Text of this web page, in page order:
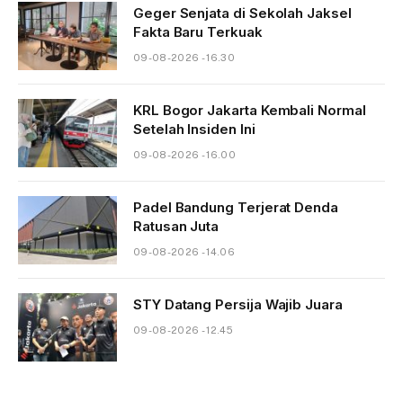
Geger Senjata di Sekolah Jaksel
Fakta Baru Terkuak
09-08-2026 - 16.30
KRL Bogor Jakarta Kembali Normal
Setelah Insiden Ini
09-08-2026 - 16.00
Padel Bandung Terjerat Denda
Ratusan Juta
09-08-2026 - 14.06
STY Datang Persija Wajib Juara
09-08-2026 - 12.45